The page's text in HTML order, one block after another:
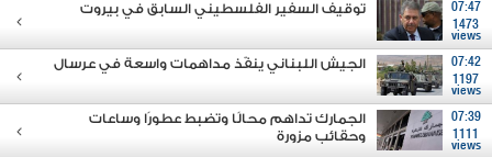
07:47
1473
views
توقيف السفير الفلسطيني السابق في بيروت
07:42
1197
views
الجيش اللبناني ينفّذ مداهمات واسعة في عرسال
07:39
1111
views
الجمارك تداهم محالًا وتضبط عطورًا وساعات
وحقائب مزورة